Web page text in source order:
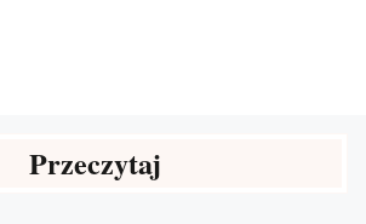
Przeczytaj